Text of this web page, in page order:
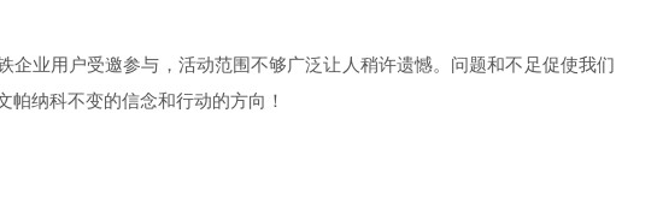
业用户受邀参与，活动范围不够广泛让人稍许遗憾。问题和不足促使我们
纳科不变的信念和行动的方向！